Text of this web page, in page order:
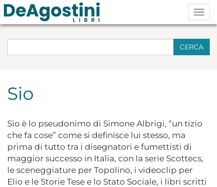
CERCA
Sio
Sio è lo pseudonimo di Simone Albrigi, “un tizio
che fa cose” come si definisce lui stesso, ma
prima di tutto tra i disegnatori e fumettisti di
maggior successo in Italia, con la serie Scottecs,
le sceneggiature per Topolino, i videoclip per
Elio e le Storie Tese e lo Stato Sociale, i libri scritti